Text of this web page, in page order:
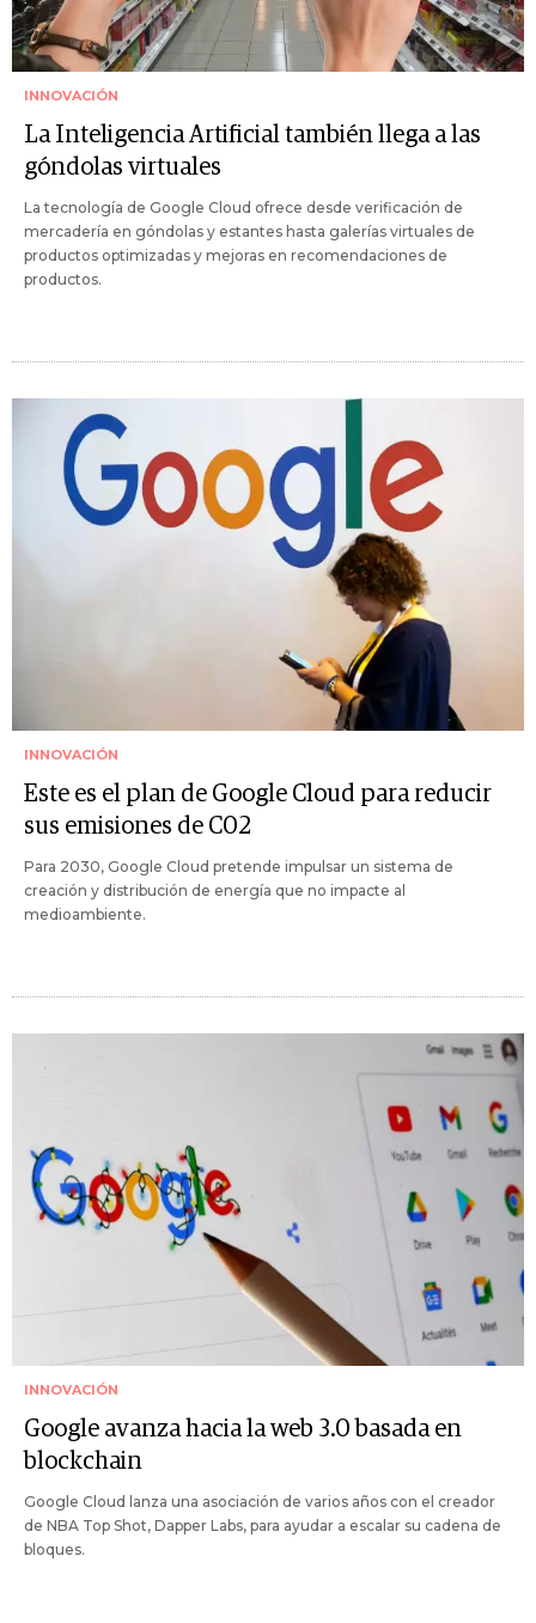
INNOVACIÓN
La Inteligencia Artificial también llega a las
góndolas virtuales
La tecnología de Google Cloud ofrece desde verificación de
mercadería en góndolas y estantes hasta galerías virtuales de
productos optimizadas y mejoras en recomendaciones de
productos.
INNOVACIÓN
Este es el plan de Google Cloud para reducir
sus emisiones de C02
Para 2030, Google Cloud pretende impulsar un sistema de
creación y distribución de energía que no impacte al
medioambiente.
INNOVACIÓN
Google avanza hacia la web 3.0 basada en
blockchain
Google Cloud lanza una asociación de varios años con el creador
de NBA Top Shot, Dapper Labs, para ayudar a escalar su cadena de
bloques.